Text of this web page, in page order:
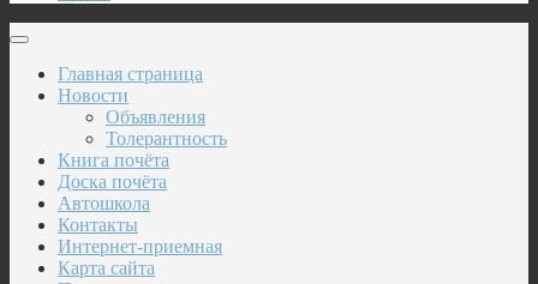
Главная страница
Новости
Объявления
Толерантность
Книга почёта
Доска почёта
Автошкола
Контакты
Интернет-приемная
Карта сайта